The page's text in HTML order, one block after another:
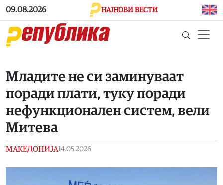
Skip to main content
09.08.2026 НАЈНОВИ ВЕСТИ
Младите не си заминуваат
поради плати, туку поради
нефункционален систем, вели
Митева
МАКЕДОНИЈА14.05.2026